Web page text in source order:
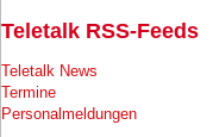
Teletalk RSS-Feeds
Teletalk News
Termine
Personalmeldungen